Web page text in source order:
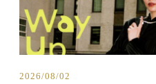
2026/08/02